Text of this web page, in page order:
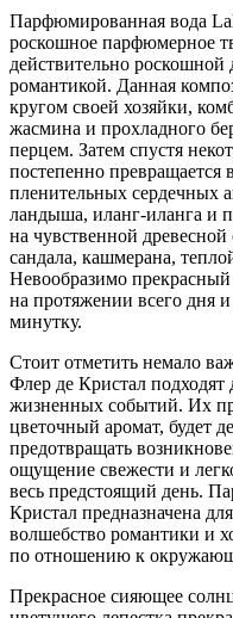
Парфюмированная вода
роскошное парфюмерное
действительно
романтикой. Данная
кругом своей хозяйки,
жасмина и прохладного
перцем. Затем спустя
постепенно превращается
пленительных сердечных
ландыша, иланг-иланга и
на чувственной
сандала, кашмерана,
Невообразимо
на протяжении всего дня
минутку.
Стоит отметить немало
Флер де Кристал
жизненных событий. Их
цветочный аромат, будет
предотвращать
ощущение свежести и
весь предстоящий день.
Кристал предназначена
волшебство романтики и
по отношению к
Прекрасное сияющее